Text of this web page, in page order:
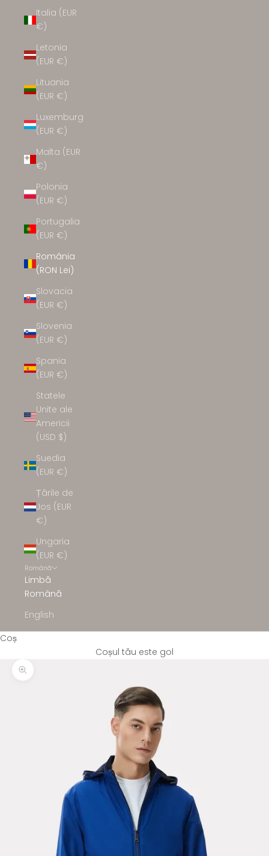
Italia (EUR
€)
Letonia
(EUR €)
Lituania
(EUR €)
Luxemburg
(EUR €)
Malta (EUR
€)
Polonia
(EUR €)
Portugalia
(EUR €)
România
(RON Lei)
Slovacia
(EUR €)
Slovenia
(EUR €)
Spania
(EUR €)
Statele
Unite ale
Americii
(USD $)
Suedia
(EUR €)
Țările de
Jos (EUR
€)
Ungaria
(EUR €)
Română
Limbă
Română
English
Coș
Coșul tău este gol
Mărește